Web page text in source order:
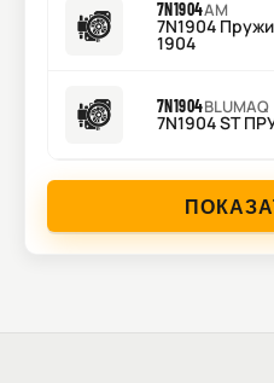
7N1904AM
7N1904
1904
7N1904BLUMAQ
7N1904 ST